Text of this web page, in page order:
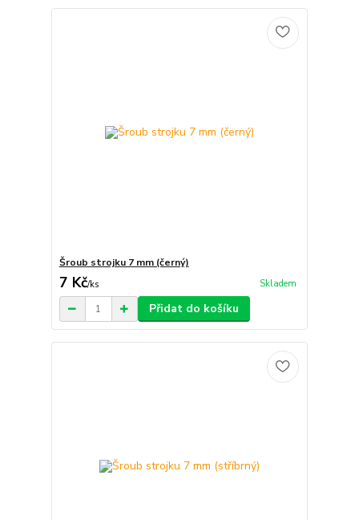
Šroub strojku 7 mm (černý)
7 Kč/ks Skladem
Přidat do košíku